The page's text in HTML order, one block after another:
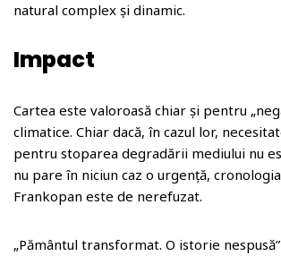
natural complex și dinamic.
Impact
Cartea este valoroasă chiar și pentru
climatice. Chiar dacă, în cazul lor,
pentru stoparea degradării mediului nu
nu pare în niciun caz o urgență,
Frankopan este de nerefuzat.
„Pământul transformat. O istorie